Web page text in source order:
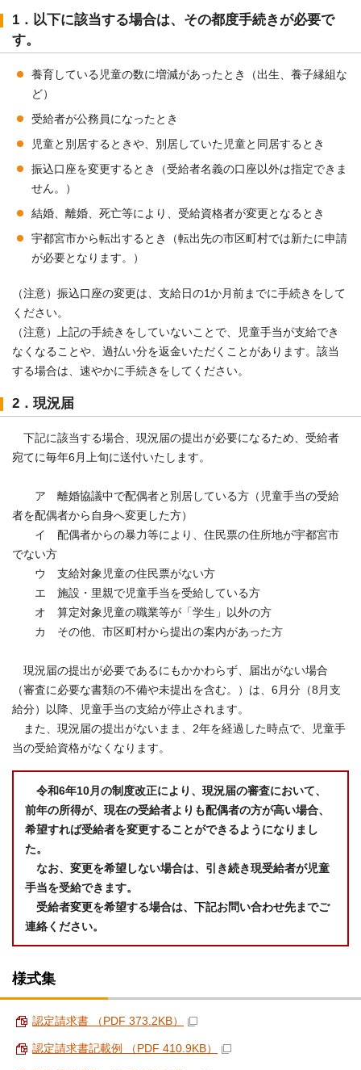
1．以下に該当する場合は、その都度手続きが必要で
す。
養育している児童の数に増減があったとき（出生、養子縁組な
ど）
受給者が公務員になったとき
児童と別居するときや、別居していた児童と同居するとき
振込口座を変更するとき（受給者名義の口座以外は指定できま
せん。）
結婚、離婚、死亡等により、受給資格者が変更となるとき
宇都宮市から転出するとき（転出先の市区町村では新たに申請
が必要となります。）
（注意）振込口座の変更は、支給日の1か月前までに手続きをして
ください。
（注意）上記の手続きをしていないことで、児童手当が支給でき
なくなることや、過払い分を返金いただくことがあります。該当
する場合は、速やかに手続きをしてください。
2．現況届
下記に該当する場合、現況届の提出が必要になるため、受給者
宛てに毎年6月上旬に送付いたします。
ア 離婚協議中で配偶者と別居している方（児童手当の受給
者を配偶者から自身へ変更した方）
イ 配偶者からの暴力等により、住民票の住所地が宇都宮市
でない方
ウ 支給対象児童の住民票がない方
エ 施設・里親で児童手当を受給している方
オ 算定対象児童の職業等が「学生」以外の方
カ その他、市区町村から提出の案内があった方
現況届の提出が必要であるにもかかわらず、届出がない場合
（審査に必要な書類の不備や未提出を含む。）は、6月分（8月支
給分）以降、児童手当の支給が停止されます。
また、現況届の提出がないまま、2年を経過した時点で、児童手
当の受給資格がなくなります。
令和6年10月の制度改正により、現況届の審査において、
前年の所得が、現在の受給者よりも配偶者の方が高い場合、
希望すれば受給者を変更することができるようになりまし
た。
なお、変更を希望しない場合は、引き続き現受給者が児童
手当を受給できます。
受給者変更を希望する場合は、下記お問い合わせ先までご
連絡ください。
様式集
認定請求書 （PDF 373.2KB）
認定請求書記載例 （PDF 410.9KB）